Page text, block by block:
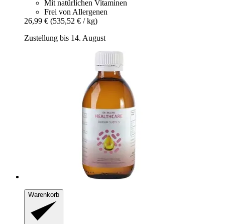
Mit natürlichen Vitaminen
Frei von Allergenen
26,99 € (535,52 € / kg)
Zustellung bis 14. August
Warenkorb